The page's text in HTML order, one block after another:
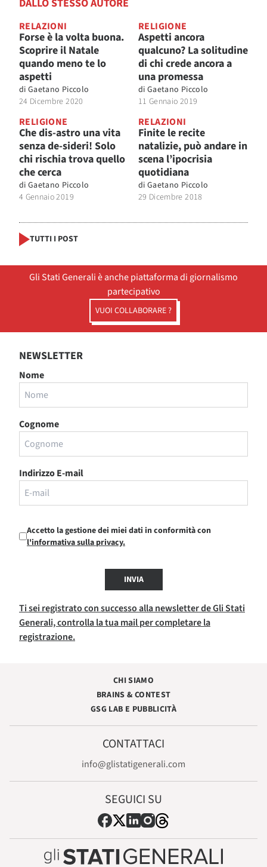
DALLO STESSO AUTORE
RELAZIONI
Forse è la volta buona.
Scoprire il Natale
quando meno te lo
aspetti
di Gaetano Piccolo
24 Dicembre 2020
RELIGIONE
Aspetti ancora
qualcuno? La solitudine
di chi crede ancora a
una promessa
di Gaetano Piccolo
11 Gennaio 2019
RELIGIONE
Che dis-astro una vita
senza de-sideri! Solo
chi rischia trova quello
che cerca
di Gaetano Piccolo
4 Gennaio 2019
RELAZIONI
Finite le recite
natalizie, può andare in
scena l’ipocrisia
quotidiana
di Gaetano Piccolo
29 Dicembre 2018
TUTTI I POST
Gli Stati Generali è anche piattaforma di giornalismo
partecipativo
VUOI COLLABORARE ?
NEWSLETTER
Nome
Cognome
Indirizzo E-mail
Accetto la gestione dei miei dati in conformità con
l'informativa sulla privacy.
INVIA
Ti sei registrato con successo alla newsletter de Gli Stati
Generali, controlla la tua mail per completare la
registrazione.
CHI SIAMO
BRAINS & CONTEST
GSG LAB E PUBBLICITÀ
CONTATTACI
info@glistatigenerali.com
SEGUICI SU